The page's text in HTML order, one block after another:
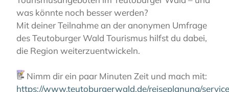
Im Reich des grünen
Königs
AKTIVITÄTEN RADFAHREN
ERLESENE NATUR
IM REICH DES GRÜNEN KÖNIGS
was könnte noch besser werden?
Mit deiner Teilnahme an der anonymen Umfrage
des Teutoburger Wald Tourismus hilfst du dabei,
die Region weiterzuentwickeln.
📝 Nimm dir ein paar Minuten Zeit und mach mit:
https://www.teutoburgerwald.de/reiseplanung/